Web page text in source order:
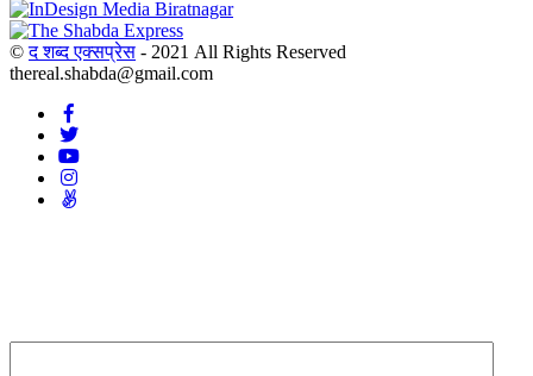
©द शब्द एक्सप्रेस - 2021 All Rights Reserved
thereal.shabda@gmail.com